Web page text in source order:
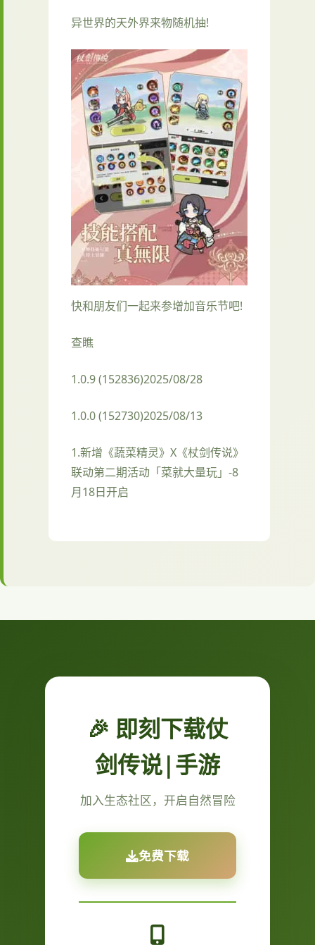
异世界的天外界来物随机抽!
快和朋友们一起来参增加音乐节吧!
查瞧
1.0.9 (152836)2025/08/28
1.0.0 (152730)2025/08/13
1.新增《蔬菜精灵》X《杖剑传说》
联动第二期活动「菜就大量玩」-8
月18日开启
🎉 即刻下载仗
剑传说|手游
加入生态社区，开启自然冒险
免费下载